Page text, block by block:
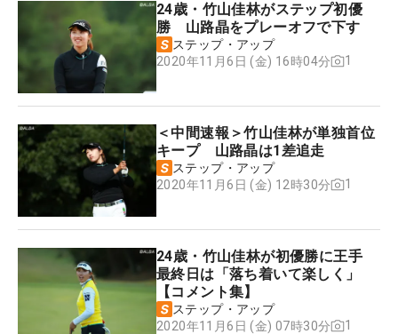
24歳・竹山佳林がステップ初優
勝 山路晶をプレーオフで下す
ステップ・アップ
2020年11月6日 (金) 16時04分
1
＜中間速報＞竹山佳林が単独首位
キープ 山路晶は1差追走
ステップ・アップ
2020年11月6日 (金) 12時30分
1
24歳・竹山佳林が初優勝に王手
最終日は「落ち着いて楽しく」
【コメント集】
ステップ・アップ
2020年11月6日 (金) 07時30分
1